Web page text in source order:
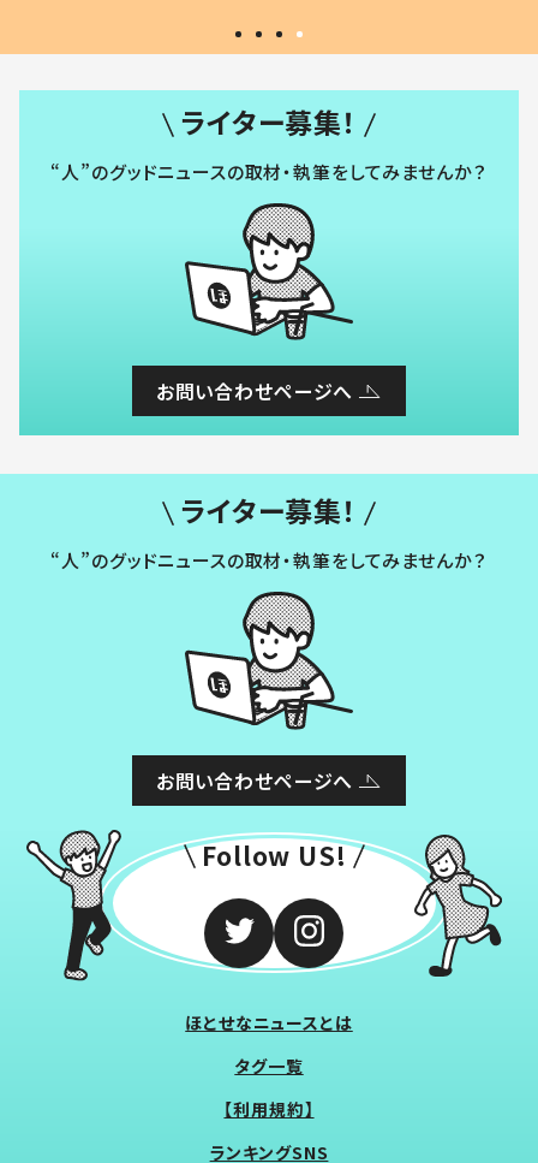
ライター募集！
“人”のグッドニュースの取材・執筆をしてみませんか？
お問い合わせページへ
ライター募集！
“人”のグッドニュースの取材・執筆をしてみませんか？
お問い合わせページへ
Follow US!
ほとせなニュースとは
タグ一覧
【利用規約】
ランキングSNS